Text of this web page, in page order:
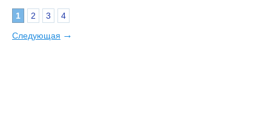
1 2 3 4
Следующая →